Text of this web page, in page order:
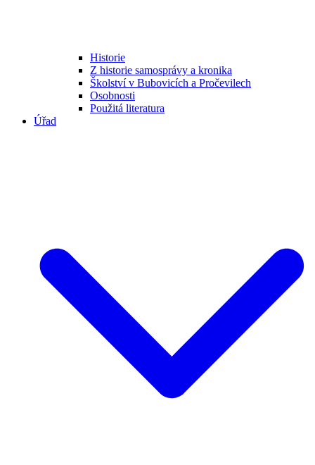
Historie
Z historie samosprávy a kronika
Školství v Bubovicích a Pročevilech
Osobnosti
Použitá literatura
Úřad